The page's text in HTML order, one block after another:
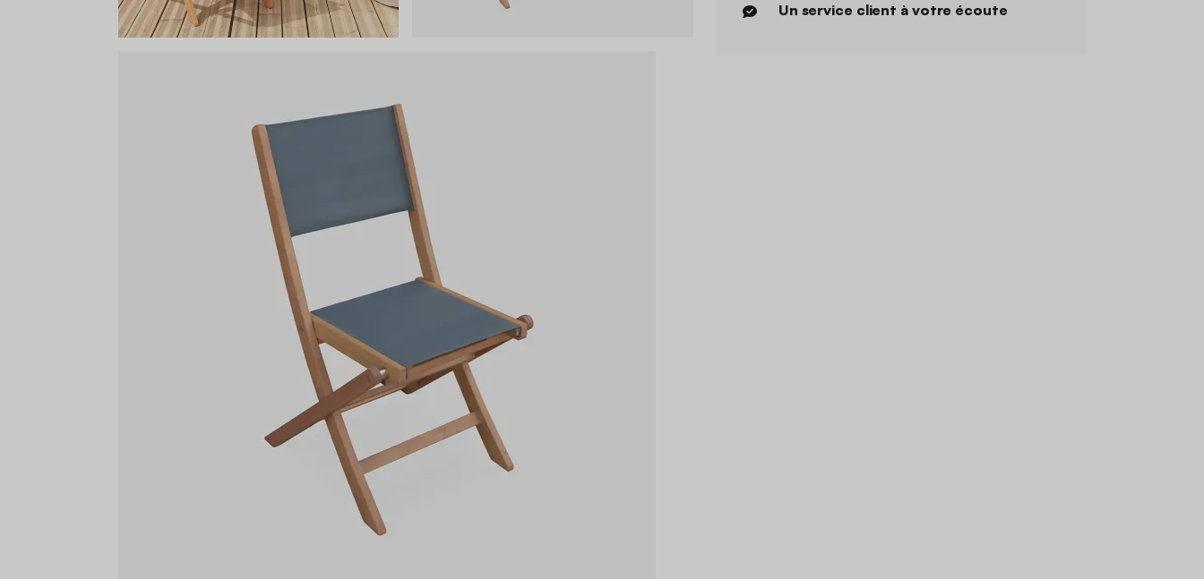
Un service client à votre écoute